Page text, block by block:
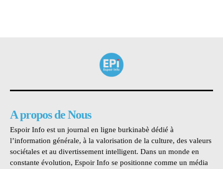
A propos de Nous
Espoir Info est un journal en ligne burkinabè dédié à
l’information générale, à la valorisation de la culture, des valeurs
sociétales et au divertissement intelligent. Dans un monde en
constante évolution, Espoir Info se positionne comme un média